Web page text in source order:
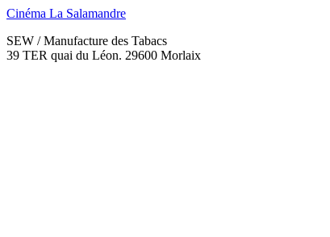
Cinéma La Salamandre
SEW / Manufacture des Tabacs
39 TER quai du Léon. 29600 Morlaix